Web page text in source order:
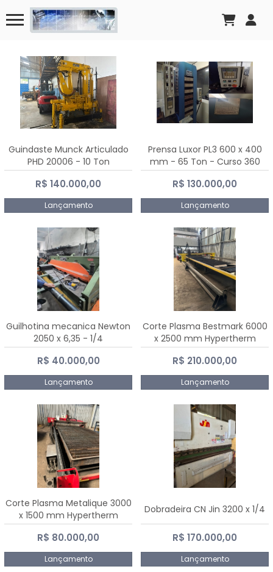
Guindaste Munck Articulado
PHD 20006 - 10 Ton
R$ 140.000,00
Lançamento
Prensa Luxor PL3 600 x 400
mm - 65 Ton - Curso 360
mm
R$ 130.000,00
Lançamento
Guilhotina mecanica Newton
2050 x 6,35 - 1/4
R$ 40.000,00
Lançamento
Corte Plasma Bestmark 6000
x 2500 mm Hypertherm
MaxPro 200
R$ 210.000,00
Lançamento
Corte Plasma Metalique 3000
x 1500 mm Hypertherm
Powermax 45 xp
R$ 80.000,00
Lançamento
Dobradeira CN Jin 3200 x 1/4
R$ 170.000,00
Lançamento